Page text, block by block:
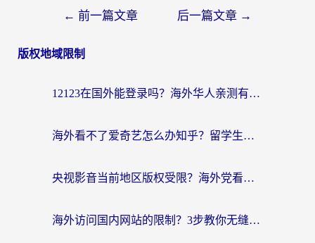
导
← 前一篇文章 后一篇文章 →
版权地域限制
12123在国外能登录吗？海外华人亲测有效的回国加速器选择指南
海外看不了爱奇艺怎么办知乎？留学生亲测有效的回国加速方案
央视影音当前地区版权受限？海外党看国内剧、追电视台的终极解决方案
海外访问国内网站的限制？3步教你无缝解锁国内资源（附实测最优工具）